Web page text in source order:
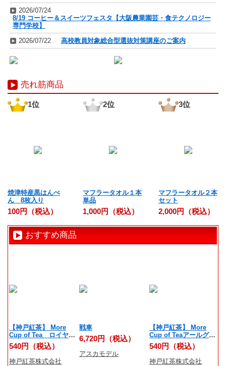
2026/07/24
8/19 コーヒー＆スイーツフェスタ【大阪農業園芸・食テクノロジー
専門学校】
2026/07/22
高校教員対象総合型選抜対策講座のご案内
売れ筋商品
1位
焼津特産黒はんぺ
ん 8枚入り
100円（税込）
2位
マフラータオル１本
単品
1,000円（税込）
3位
マフラータオル２本
セット
2,000円（税込）
おすすめ商品
【神戸紅茶】 More
Cup of Tea ロイヤル
ダージリン 7ティーバ
ッグス
540円（税込）
神戸紅茶株式会社
戦車
6,720円（税込）
アスカモデル
【神戸紅茶】 More
Cup of Teaアールグレ
イオレンジリッチ 7テ
ィーバッグス
540円（税込）
神戸紅茶株式会社